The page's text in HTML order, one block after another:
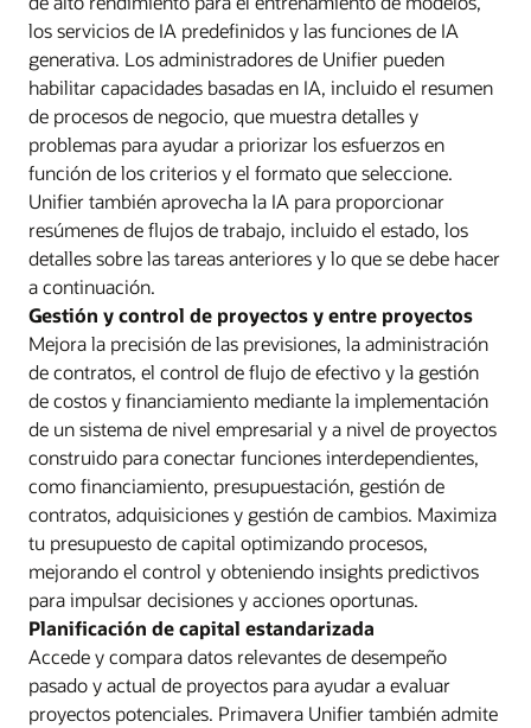
los servicios de IA predefinidos y las funciones de IA
generativa. Los administradores de Unifier pueden
habilitar capacidades basadas en IA, incluido el resumen
de procesos de negocio, que muestra detalles y
problemas para ayudar a priorizar los esfuerzos en
función de los criterios y el formato que seleccione.
Unifier también aprovecha la IA para proporcionar
resúmenes de flujos de trabajo, incluido el estado, los
detalles sobre las tareas anteriores y lo que se debe hacer
a continuación.
Gestión y control de proyectos y entre proyectos
Mejora la precisión de las previsiones, la administración
de contratos, el control de flujo de efectivo y la gestión
de costos y financiamiento mediante la implementación
de un sistema de nivel empresarial y a nivel de proyectos
construido para conectar funciones interdependientes,
como financiamiento, presupuestación, gestión de
contratos, adquisiciones y gestión de cambios. Maximiza
tu presupuesto de capital optimizando procesos,
mejorando el control y obteniendo insights predictivos
para impulsar decisiones y acciones oportunas.
Planificación de capital estandarizada
Accede y compara datos relevantes de desempeño
pasado y actual de proyectos para ayudar a evaluar
proyectos potenciales. Primavera Unifier también admite